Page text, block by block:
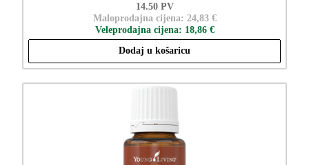
14.50 PV
Maloprodajna cijena: 24,83 €
Veleprodajna cijena: 18,86 €
Dodaj u košaricu